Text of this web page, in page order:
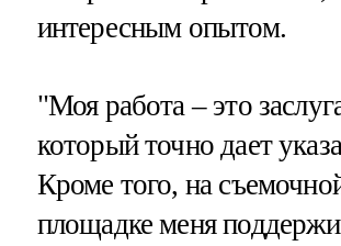
интересным опытом.
"Моя работа – это
который точно дает
Кроме того, на
площадке меня